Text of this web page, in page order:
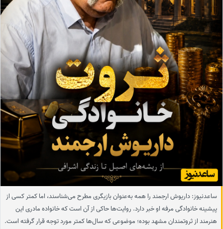
ساعدنیوز: داریوش ارجمند را همه به‌عنوان بازیگری مطرح می‌شناسند، اما کمتر کسی از
پیشینه خانوادگی مرفه او خبر دارد. روایت‌ها حاکی از آن است که خانواده مادری این
هنرمند از ثروتمندان مشهد بوده؛ موضوعی که سال‌ها کمتر مورد توجه قرار گرفته است.